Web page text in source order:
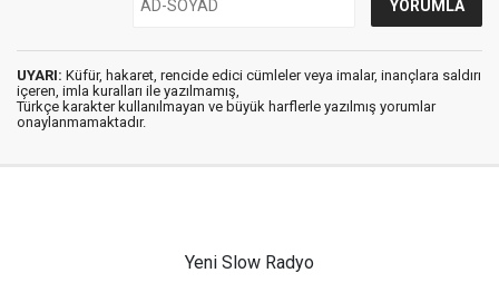
UYARI: Küfür, hakaret, rencide edici cümleler veya imalar, inançlara saldırı
içeren, imla kuralları ile yazılmamış,
Türkçe karakter kullanılmayan ve büyük harflerle yazılmış yorumlar
onaylanmamaktadır.
Yeni Slow Radyo